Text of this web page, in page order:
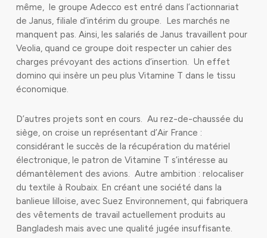
même, le groupe Adecco est entré dans l’actionnariat
de Janus, filiale d’intérim du groupe. Les marchés ne
manquent pas. Ainsi, les salariés de Janus travaillent pour
Veolia, quand ce groupe doit respecter un cahier des
charges prévoyant des actions d’insertion. Un effet
domino qui insère un peu plus Vitamine T dans le tissu
économique.
D’autres projets sont en cours. Au rez-de-chaussée du
siège, on croise un représentant d’Air France :
considérant le succès de la récupération du matériel
électronique, le patron de Vitamine T s’intéresse au
démantèlement des avions. Autre ambition : relocaliser
du textile à Roubaix. En créant une société dans la
banlieue lilloise, avec Suez Environnement, qui fabriquera
des vêtements de travail actuellement produits au
Bangladesh mais avec une qualité jugée insuffisante.